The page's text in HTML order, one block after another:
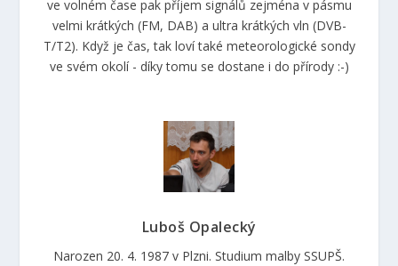
ve volném čase pak příjem signálů zejména v pásmu
velmi krátkých (FM, DAB) a ultra krátkých vln (DVB-
T/T2). Když je čas, tak loví také meteorologické sondy
ve svém okolí - díky tomu se dostane i do přírody :-)
Luboš Opalecký
Narozen 20. 4. 1987 v Plzni. Studium malby SSUPŠ.